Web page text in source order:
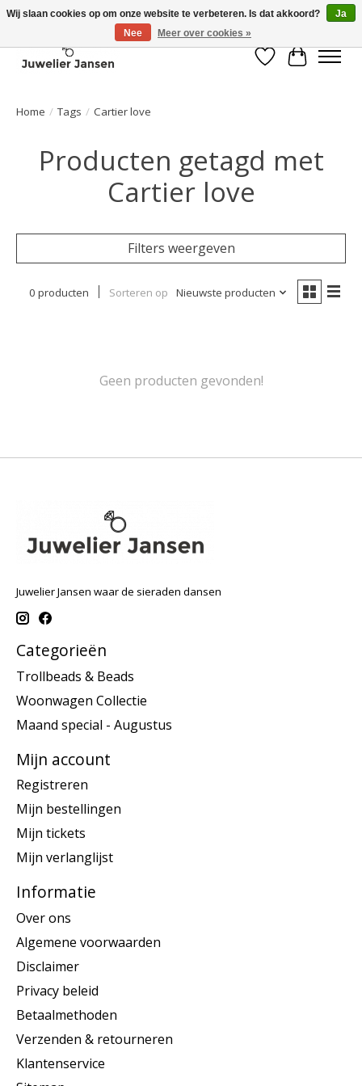
Verlanglijst
Home / Tags / Cartier love
Producten getagd met
Cartier love
Filters weergeven
0 producten Sorteren op Nieuwste producten
Geen producten gevonden!
Juwelier Jansen waar de sieraden dansen
Categorieën
Trollbeads & Beads
Woonwagen Collectie
Maand special - Augustus
Mijn account
Registreren
Mijn bestellingen
Mijn tickets
Mijn verlanglijst
Informatie
Over ons
Algemene voorwaarden
Disclaimer
Privacy beleid
Betaalmethoden
Verzenden & retourneren
Klantenservice
Wij slaan cookies op om onze website te verbeteren. Is dat akkoord?
Ja
Nee
Meer over cookies »